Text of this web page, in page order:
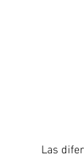
Las